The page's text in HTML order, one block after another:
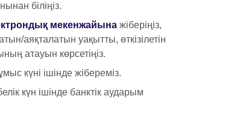
біліңіз.
мекенжайына жіберіңіз,
аяқталатын уақытты, өткізілетін
атауын көрсетіңіз.
күні ішінде жібереміз.
күн ішінде банктік аударым